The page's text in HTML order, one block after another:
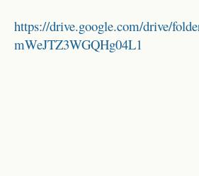
https://drive.google.com/drive/
mWeJTZ3WGQHg04L1